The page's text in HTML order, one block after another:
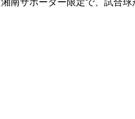
南サポーター限定で、試合